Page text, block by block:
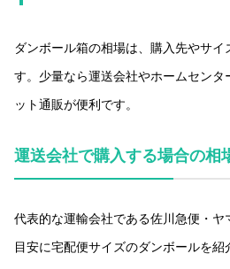
ダンボール箱の相場は、購入先やサイ
す。少量なら運送会社やホームセンタ
ット通販が便利です。
運送会社で購入する場合の相
代表的な運輸会社である佐川急便・
目安に宅配便サイズのダンボールを紹